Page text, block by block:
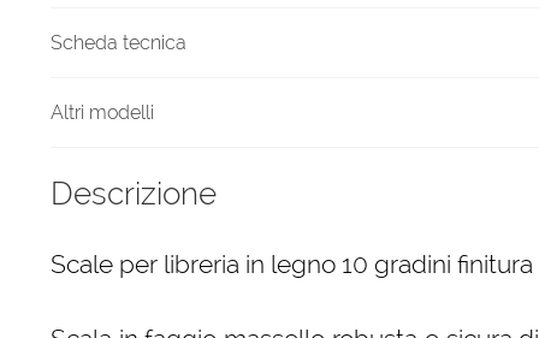
Scheda tecnica
Altri modelli
Descrizione
Scale per libreria in legno 10 gradini